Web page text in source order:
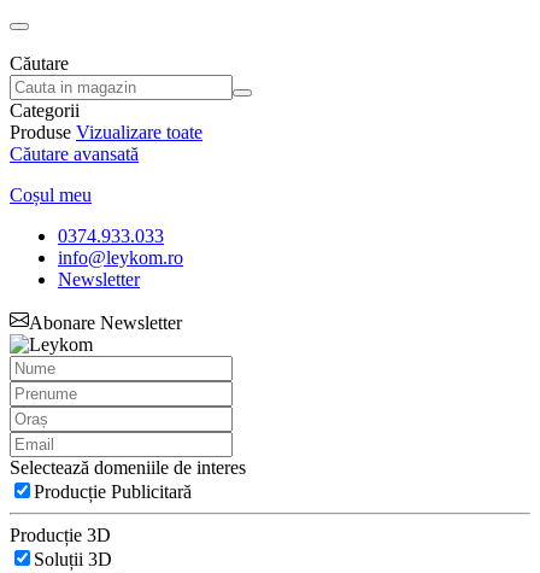
Căutare
Categorii
Produse Vizualizare toate
Căutare avansată
Coșul meu
0374.933.033
info@leykom.ro
Newsletter
Abonare Newsletter
Selectează domeniile de interes
Producție Publicitară
Producție 3D
Soluții 3D